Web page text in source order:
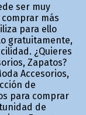
ser muy
más
para ello
gratuitamente,
¿Quieres
Zapatos?
Accesorios,
de
para comprar
de